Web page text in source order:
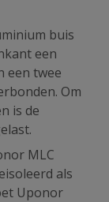
buis
een
een twee
Om
is de
MLC
als
Uponor